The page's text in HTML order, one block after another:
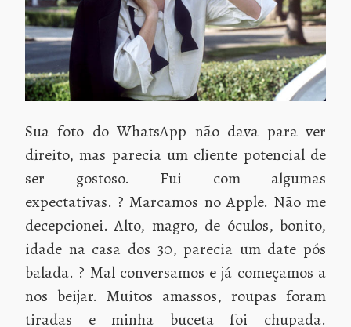
Sua foto do WhatsApp não dava para ver
direito, mas parecia um cliente potencial de
ser gostoso. Fui com algumas
expectativas. ? Marcamos no Apple. Não me
decepcionei. Alto, magro, de óculos, bonito,
idade na casa dos 30, parecia um date pós
balada. ? Mal conversamos e já começamos a
nos beijar. Muitos amassos, roupas foram
tiradas e minha buceta foi chupada.